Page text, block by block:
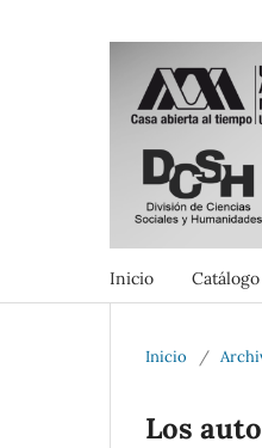
Inicio Catálogo
Inicio /
Los